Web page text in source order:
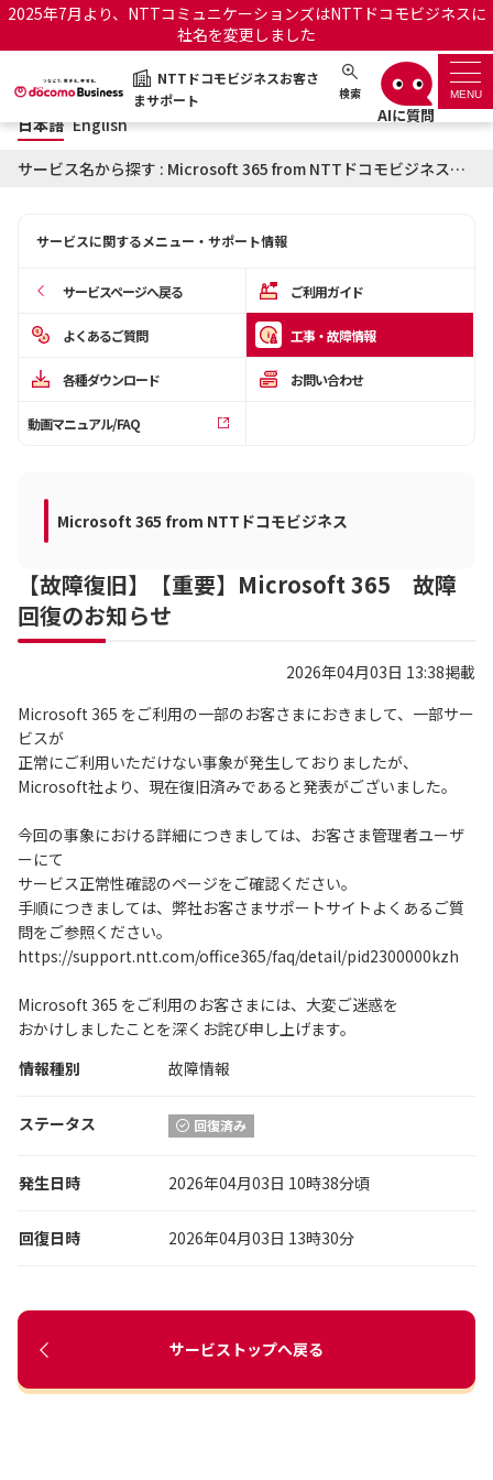
2025年7月より、NTTコミュニケーションズはNTTドコモビジネスに
社名を変更しました
NTTドコモビジネスお客さ
まサポート
検索 MENU
NTTドコモビジネスお客さまサポート 日本語 English
サポートトップ
お知らせ サポートサイトの使い方
OCNのお客さまはこちら
工事・故障情報通知サー
日本語 English
サービス名から探す : Microsoft 365 from NTTドコモビジネスに関する工事・故障情報
サービスに関するメニュー・サポート情報
サービスページへ戻る ご利用ガイド
よくあるご質問 工事・故障情報
各種ダウンロード お問い合わせ
動画マニュアル/FAQ
Microsoft 365 from NTTドコモビジネス
【故障復旧】【重要】Microsoft 365 故障
回復のお知らせ
2026年04月03日 13:38掲載
Microsoft 365 をご利用の一部のお客さまにおきまして、一部サー
ビスが
正常にご利用いただけない事象が発生しておりましたが、
Microsoft社より、現在復旧済みであると発表がございました。
今回の事象における詳細につきましては、お客さま管理者ユーザ
ーにて
サービス正常性確認のページをご確認ください。
手順につきましては、弊社お客さまサポートサイトよくあるご質
問をご参照ください。
https://support.ntt.com/office365/faq/detail/pid2300000kzh
Microsoft 365 をご利用のお客さまには、大変ご迷惑を
おかけしましたことを深くお詫び申し上げます。
情報種別
故障情報
ステータス 回復済み
発生日時 2026年04月03日 10時38分頃
回復日時 2026年04月03日 13時30分
サービストップへ戻る